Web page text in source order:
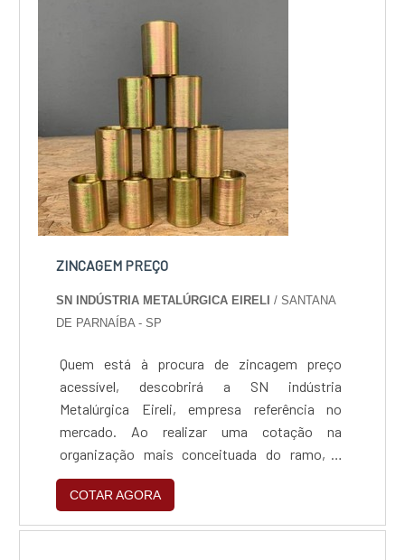
ZINCAGEM PREÇO
SN INDÚSTRIA METALÚRGICA EIRELI/ SANTANA
DE PARNAÍBA - SP
Quem está à procura de zincagem preço
acessível, descobrirá a SN indústria
Metalúrgica Eireli, empresa referência no
mercado. Ao realizar uma cotação na
organização mais conceituada do ramo, o
cliente contará com serviços de excelência e o
suporte de especialistas para sanar eventuais
dúvidas.ZINCAGEM PREÇO JUSTO E
COTAR AGORA